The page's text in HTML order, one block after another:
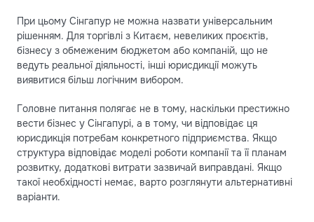
При цьому Сінгапур не можна назвати універсальним
рішенням. Для торгівлі з Китаєм, невеликих проєктів,
бізнесу з обмеженим бюджетом або компаній, що не
ведуть реальної діяльності, інші юрисдикції можуть
виявитися більш логічним вибором.
Головне питання полягає не в тому, наскільки престижно
вести бізнес у Сінгапурі, а в тому, чи відповідає ця
юрисдикція потребам конкретного підприємства. Якщо
структура відповідає моделі роботи компанії та її планам
розвитку, додаткові витрати зазвичай виправдані. Якщо
такої необхідності немає, варто розглянути альтернативні
варіанти.